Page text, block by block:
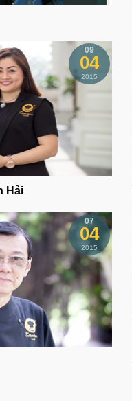
09
04
2015
Hải
07
04
2015